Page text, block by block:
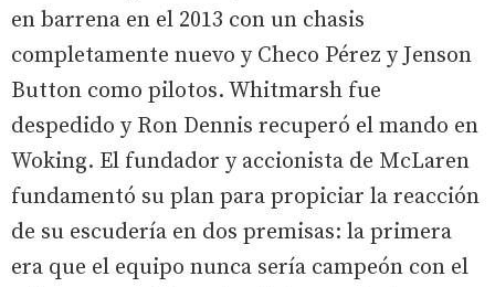
en barrena en el 2013 con un chasis
completamente nuevo y Checo Pérez y Jenson
Button como pilotos. Whitmarsh fue
despedido y Ron Dennis recuperó el mando en
Woking. El fundador y accionista de McLaren
fundamentó su plan para propiciar la reacción
de su escudería en dos premisas: la primera
era que el equipo nunca sería campeón con el